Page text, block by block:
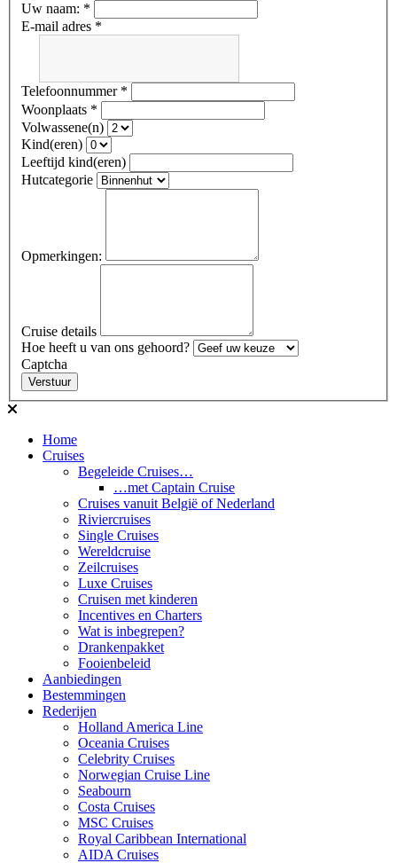
Uw naam: *
E-mail adres *
Telefoonnummer *
Woonplaats *
Volwassene(n)
Kind(eren)
Leeftijd kind(eren)
Hutcategorie
Opmerkingen:
Cruise details
Hoe heeft u van ons gehoord?
Captcha
Verstuur
Home
Cruises
Begeleide Cruises…
…met Captain Cruise
Cruises vanuit België of Nederland
Riviercruises
Single Cruises
Wereldcruise
Zeilcruises
Luxe Cruises
Cruisen met kinderen
Incentives en Charters
Wat is inbegrepen?
Drankenpakket
Fooienbeleid
Aanbiedingen
Bestemmingen
Rederijen
Holland America Line
Oceania Cruises
Celebrity Cruises
Norwegian Cruise Line
Seabourn
Costa Cruises
MSC Cruises
Royal Caribbean International
AIDA Cruises